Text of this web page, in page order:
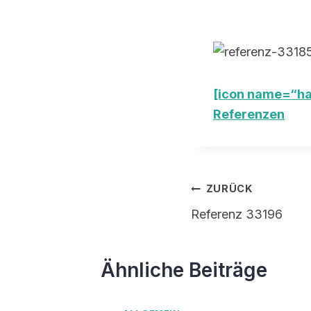
[icon
Referenzen
ZURÜCK
Referenz 33196
Ähnliche Beiträge